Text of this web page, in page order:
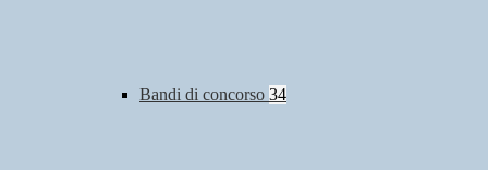
Bandi di concorso 34